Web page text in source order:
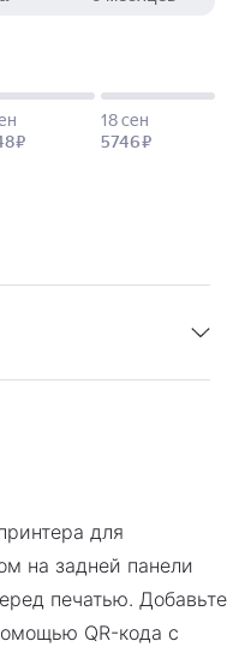
для
на задней панели
печатью. Добавьте
QR-кода с